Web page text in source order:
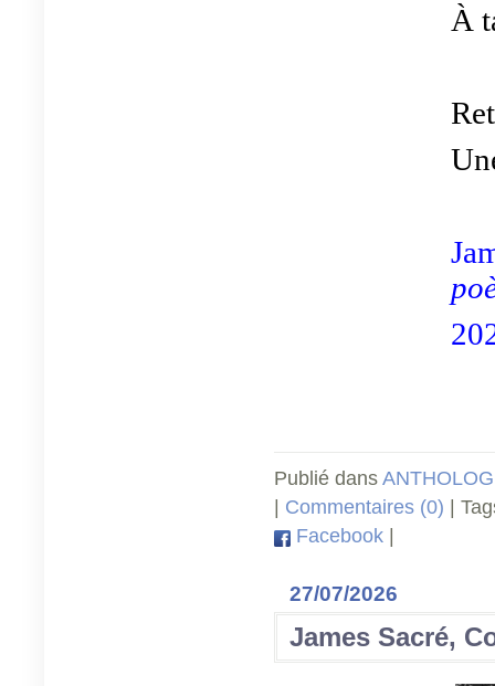
À
Publié dans
Commentaires (0) |
Facebook
27/07/2026
James Sacré,